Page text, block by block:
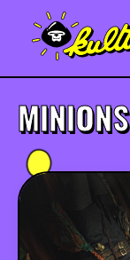
MINIONS